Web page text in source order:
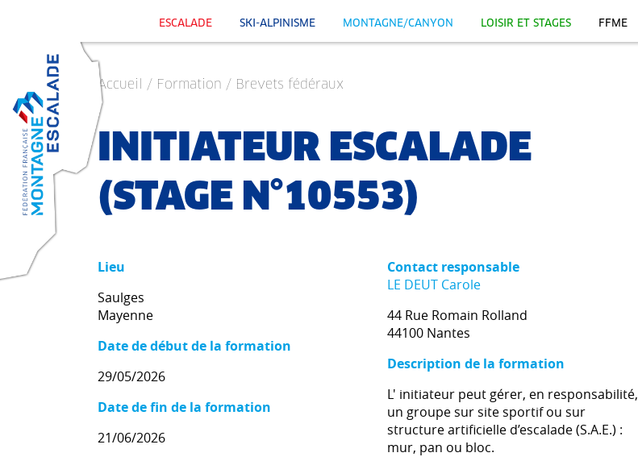
ESCALADE SKI-ALPINISME MONTAGNE/CANYON LOISIR ET STAGES FFME
Accueil / Formation / Brevets fédéraux
INITIATEUR ESCALADE
(STAGE N°10553)
Lieu
Saulges
Mayenne
Date de début de la formation
29/05/2026
Date de fin de la formation
21/06/2026
Contact responsable
LE DEUT Carole
44 Rue Romain Rolland
44100 Nantes
Description de la formation
L' initiateur peut gérer, en responsabilité,
un groupe sur site sportif ou sur
structure artificielle d’escalade (S.A.E.) :
mur, pan ou bloc.